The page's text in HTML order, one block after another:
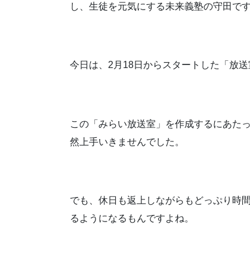
し、生徒を元気にする未来義塾の守田です
今日は、2月18日からスタートした「放送
この「みらい放送室」を作成するにあた
然上手いきませんでした。
でも、休日も返上しながらもどっぷり時
るようになるもんですよね。